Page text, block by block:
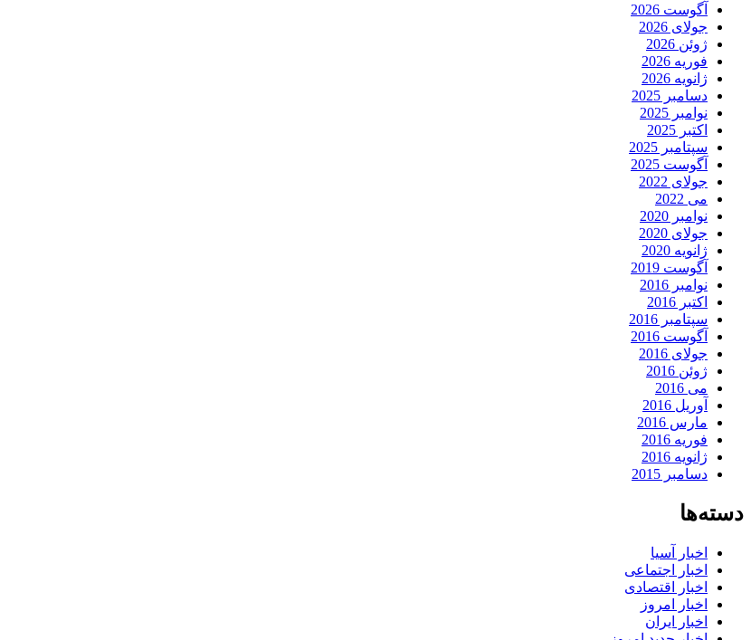
آگوست 2026
جولای 2026
ژوئن 2026
فوریه 2026
ژانویه 2026
دسامبر 2025
نوامبر 2025
اکتبر 2025
سپتامبر 2025
آگوست 2025
جولای 2022
می 2022
نوامبر 2020
جولای 2020
ژانویه 2020
آگوست 2019
نوامبر 2016
اکتبر 2016
سپتامبر 2016
آگوست 2016
جولای 2016
ژوئن 2016
می 2016
آوریل 2016
مارس 2016
فوریه 2016
ژانویه 2016
دسامبر 2015
دسته‌ها
اخبار آسیا
اخبار اجتماعی
اخبار اقتصادی
اخبار امروز
اخبار ایران